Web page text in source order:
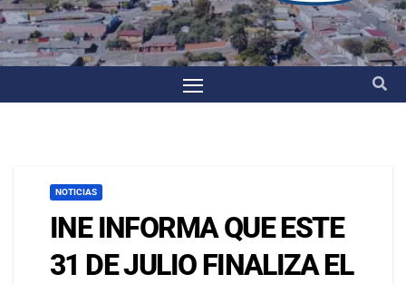
NOTICIAS
INE INFORMA QUE ESTE
31 DE JULIO FINALIZA EL